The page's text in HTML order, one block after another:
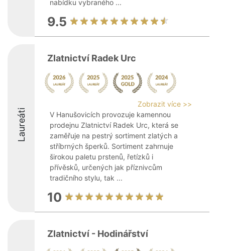
nabídku vybraného ...
9.5
Laureáti
Zlatnictví Radek Urc
Zobrazit více >>
V Hanušovicích provozuje kamennou
prodejnu Zlatnictví Radek Urc, která se
zaměřuje na pestrý sortiment zlatých a
stříbrných šperků. Sortiment zahrnuje
širokou paletu prstenů, řetízků i
přívěsků, určených jak příznivcům
tradičního stylu, tak ...
10
Zlatnictví - Hodinářství